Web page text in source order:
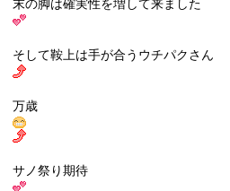
末の脚は確実性を増して来ました
そして鞍上は手が合うウチパクさん
万歳
サノ祭り期待